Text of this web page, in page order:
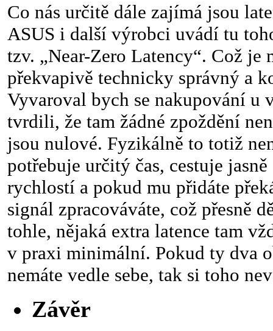
Co nás určitě dále zajímá jsou
ASUS i další výrobci uvádí tu
tzv. „Near-Zero Latency“. Což je
překvapivě technicky správný a
Vyvaroval bych se nakupování u
tvrdili, že tam žádné zpoždění
jsou nulové. Fyzikálně to totiž
potřebuje určitý čas, cestuje
rychlostí a pokud mu přidáte
signál zpracováváte, což přesně
tohle, nějaká extra latence tam
v praxi minimální. Pokud ty dva
nemáte vedle sebe, tak si toho
Závěr